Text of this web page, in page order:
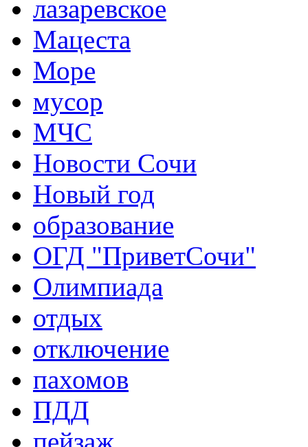
лазаревское
Мацеста
Море
мусор
МЧС
Новости Сочи
Новый год
образование
ОГД "ПриветСочи"
Олимпиада
отдых
отключение
пахомов
ПДД